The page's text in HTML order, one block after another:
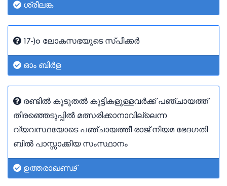
ശ്രീലങ്ക
17-)o ലോകസഭയുടെ സ്പീക്കർ
ഓം ബിർള
രണ്ടിൽ കൂടുതൽ കുട്ടികളുള്ളവർക്ക് പഞ്ചായത്ത്
തിരഞ്ഞെടുപ്പിൽ മത്സരിക്കാനാവില്ലെന്ന
വ്യവസ്ഥയോടെ പഞ്ചായത്തീ രാജ് നിയമ ഭേദഗതി
ബിൽ പാസ്സാക്കിയ സംസ്ഥാനം
ഉത്തരാഖണ്ഢ്